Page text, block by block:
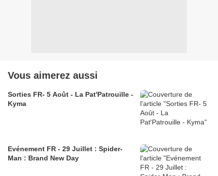
Vous aimerez aussi
Sorties FR- 5 Août - La Pat'Patrouille -
Kyma
Evénement FR - 29 Juillet : Spider-
Man : Brand New Day